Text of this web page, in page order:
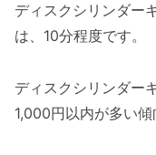
ディスクシリンダー
は、10分程度です。
ディスクシリンダー
1,000円以内が多い傾